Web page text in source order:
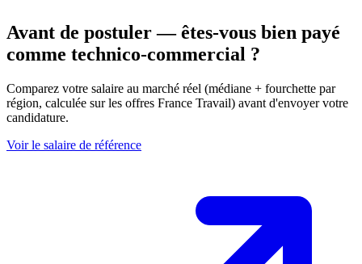
Avant de postuler — êtes-vous bien payé
comme technico-commercial ?
Comparez votre salaire au marché réel (médiane + fourchette par
région, calculée sur les offres France Travail) avant d'envoyer votre
candidature.
Voir le salaire de référence